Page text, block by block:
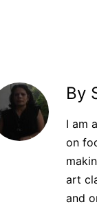
By
I am
on
art
and